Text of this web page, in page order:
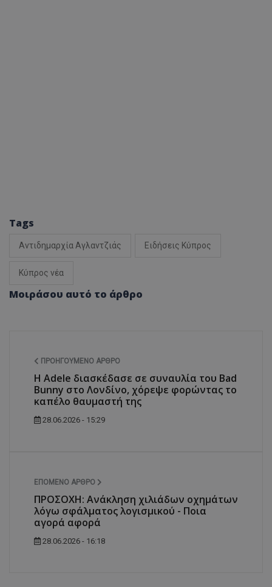
Tags
Αντιδημαρχία Αγλαντζιάς Ειδήσεις Κύπρος
Κύπρος νέα
Μοιράσου αυτό το άρθρο
ΠΡΟΗΓΟΎΜΕΝΟ ΆΡΘΡΟ
Η Adele διασκέδασε σε συναυλία του Bad
Bunny στο Λονδίνο, χόρεψε φορώντας το
καπέλο θαυμαστή της
28.06.2026 - 15:29
ΕΠΌΜΕΝΟ ΆΡΘΡΟ
ΠΡΟΣΟΧΗ: Ανάκληση χιλιάδων οχημάτων
λόγω σφάλματος λογισμικού - Ποια
αγορά αφορά
28.06.2026 - 16:18